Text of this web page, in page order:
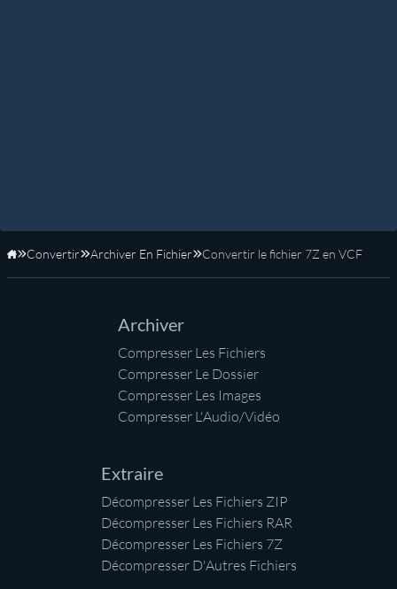
Accueil
Convertir Archiver En Fichier Convertir le fichier 7Z en VCF
Archiver
Compresser Les Fichiers
Compresser Le Dossier
Compresser Les Images
Compresser L'Audio/Vidéo
Extraire
Décompresser Les Fichiers ZIP
Décompresser Les Fichiers RAR
Décompresser Les Fichiers 7Z
Décompresser D'Autres Fichiers